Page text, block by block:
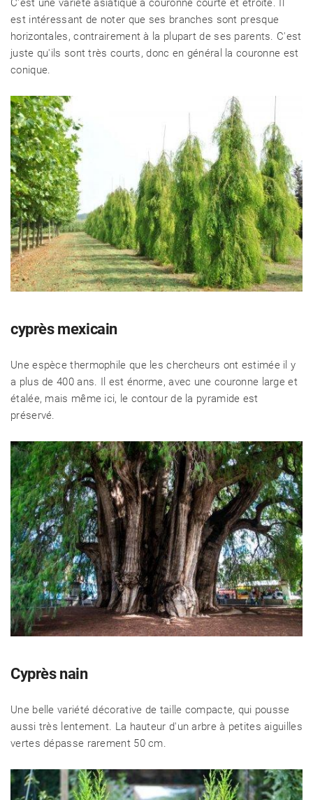
C'est une variété asiatique à couronne courte et étroite. Il
est intéressant de noter que ses branches sont presque
horizontales, contrairement à la plupart de ses parents. C'est
juste qu'ils sont très courts, donc en général la couronne est
conique.
cyprès mexicain
Une espèce thermophile que les chercheurs ont estimée il y
a plus de 400 ans. Il est énorme, avec une couronne large et
étalée, mais même ici, le contour de la pyramide est
préservé.
Cyprès nain
Une belle variété décorative de taille compacte, qui pousse
aussi très lentement. La hauteur d'un arbre à petites aiguilles
vertes dépasse rarement 50 cm.